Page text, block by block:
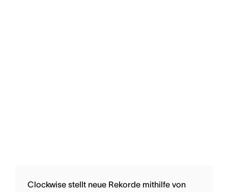
Clockwise stellt neue Rekorde mithilfe von